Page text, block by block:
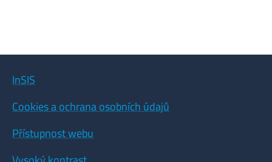
InSIS
Cookies a ochrana osobních údajů
Přístupnost webu